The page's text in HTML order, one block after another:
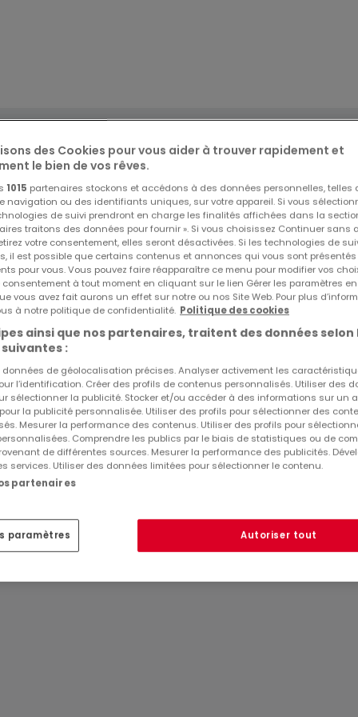
les Mines aux portes du Luxembourg, commune prisée et
écoles et nombreux commerces.
place dans un cadre verdoyant offrant une vue
dans cet ensemble immobilier où vous pourrez jouir
naturelle, des maisons de ville ou des maisons
et des matériaux de haute facture. Sa beauté est
détour, chaque regard.
au sein du Clos Minéral, venez découvrir sans plus
les-Mines, sa proximité immédiate avec la
pour vous offrir un cadre de vie paisible et agréable.
prestations de qualités. De plus, les appartements vous
certains critères, pour faire de votre bien un lieu de vie
parents et familles, faite d'un logement composant la
immobilier.
RéfatHome
Réf Agence5758/
des Cookies pour vous aider à trouver rapidement et
le bien de vos rêves.
1015 partenaires stockons et accédons à des données personnelles, telles
navigation ou des identifiants uniques, sur votre appareil. Si vous
de suivi prendront en charge les finalités affichées dans la
traitons des données pour fournir ». Si vous choisissez Continuer sans
votre consentement, elles seront désactivées. Si les technologies de
il est possible que certains contenus et annonces qui vous sont
pour vous. Vous pouvez faire réapparaître ce menu pour modifier vos
consentement à tout moment en cliquant sur le lien Gérer les paramètres
vous avez fait aurons un effet sur notre ou nos Site Web. Pour plus
à notre politique de confidentialité. Politique des cookies
ainsi que nos partenaires, traitent des données selon
:
données de géolocalisation précises. Analyser activement les
l’identification. Créer des profils de contenus personnalisés. Utiliser des
sélectionner la publicité. Stocker et/ou accéder à des informations sur un
la publicité personnalisée. Utiliser des profils pour sélectionner des
Mesurer la performance des contenus. Utiliser des profils pour
Comprendre les publics par le biais de statistiques ou de
de différentes sources. Mesurer la performance des publicités.
services. Utiliser des données limitées pour sélectionner le contenu.
partenaires
paramètres Autoriser tout